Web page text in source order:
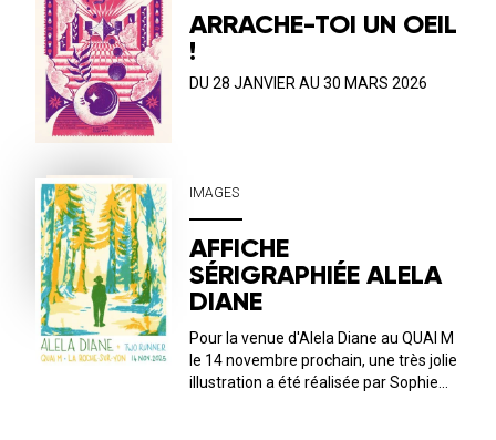
ARRACHE-TOI UN OEIL
!
DU 28 JANVIER AU 30 MARS 2026
IMAGES
AFFICHE
SÉRIGRAPHIÉE ALELA
DIANE
Pour la venue d'Alela Diane au QUAI M
le 14 novembre prochain, une très jolie
illustration a été réalisée par Sophie